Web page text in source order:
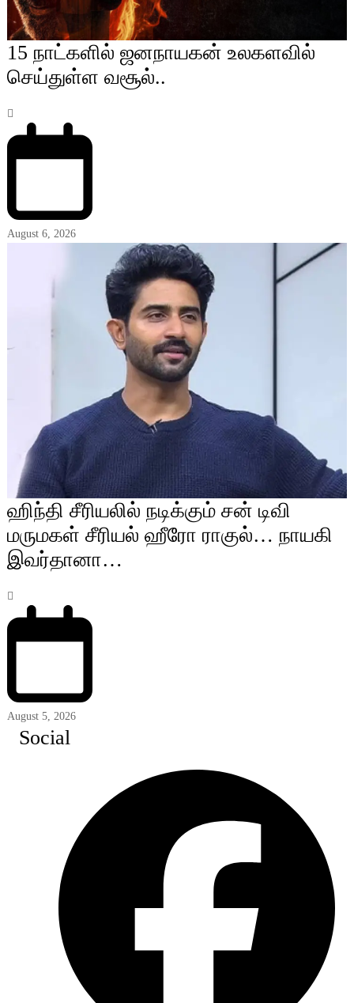
15 நாட்களில் ஜனநாயகன் உலகளவில்
செய்துள்ள வசூல்..
August 6, 2026
ஹிந்தி சீரியலில் நடிக்கும் சன் டிவி
மருமகள் சீரியல் ஹீரோ ராகுல்… நாயகி
இவர்தானா…
August 5, 2026
Social